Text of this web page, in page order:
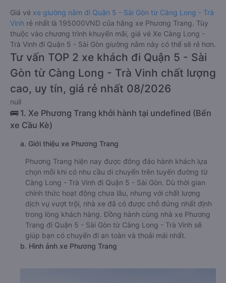
Giá vé xe giường nằm đi Quận 5 - Sài Gòn từ Càng Long - Trà
Vinh rẻ nhất là 195000VND của hãng xe Phương Trang. Tùy
thuộc vào chương trình khuyến mãi, giá vé Xe Càng Long -
Trà Vinh đi Quận 5 - Sài Gòn giường nằm này có thể sẽ rẻ hơn.
Tư vấn TOP 2 xe khách đi Quận 5 - Sài
Gòn từ Càng Long - Trà Vinh chất lượng
cao, uy tín, giá rẻ nhất 08/2026
null
🚌 1. Xe Phương Trang khởi hành tại undefined (Bến
xe Cầu Kè)
a. Giới thiệu xe Phương Trang
Phương Trang hiện nay được đông đảo hành khách lựa
chọn mỗi khi có nhu cầu di chuyển trên tuyến đường từ
Càng Long - Trà Vinh đi Quận 5 - Sài Gòn. Dù thời gian
chính thức hoạt động chưa lâu, nhưng với chất lượng
dịch vụ vượt trội, nhà xe đã có được chỗ đứng nhất định
trong lòng khách hàng. Đồng hành cùng nhà xe Phương
Trang đi Quận 5 - Sài Gòn từ Càng Long - Trà Vinh sẽ
giúp bạn có chuyến đi an toàn và thoải mái nhất.
b. Hình ảnh xe Phương Trang